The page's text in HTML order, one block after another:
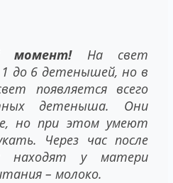
момент!На свет
до 6 детенышей, но в
появляется всего
детеныша. Они
но при этом умеют
Через час после
находят у матери
– молоко.